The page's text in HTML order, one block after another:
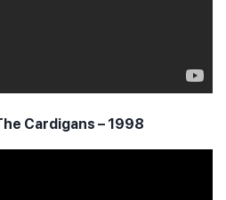
Cardigans – 1998